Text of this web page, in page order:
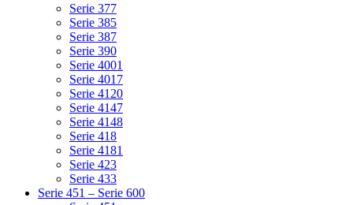
Serie 377
Serie 385
Serie 387
Serie 390
Serie 4001
Serie 4017
Serie 4120
Serie 4147
Serie 4148
Serie 418
Serie 4181
Serie 423
Serie 433
Serie 451 – Serie 600